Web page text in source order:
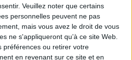
Veuillez noter que certains
personnelles peuvent ne pas
mais vous avez le droit de vous
ne s'appliqueront qu’à ce site Web.
préférences ou retirer votre
en revenant sur ce site et en